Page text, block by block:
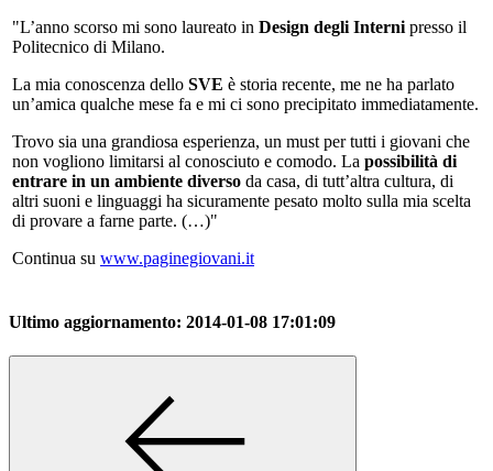
"L’anno scorso mi sono laureato in Design degli Interni presso il
Politecnico di Milano.
La mia conoscenza dello SVE è storia recente, me ne ha parlato
un’amica qualche mese fa e mi ci sono precipitato immediatamente.
Trovo sia una grandiosa esperienza, un must per tutti i giovani che
non vogliono limitarsi al conosciuto e comodo. La possibilità di
entrare in un ambiente diverso da casa, di tutt’altra cultura, di
altri suoni e linguaggi ha sicuramente pesato molto sulla mia scelta
di provare a farne parte. (…)"
Continua su www.paginegiovani.it
Ultimo aggiornamento: 2014-01-08 17:01:09